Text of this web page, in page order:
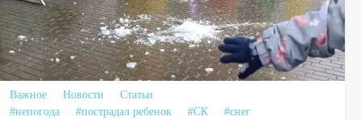
Важное Новости
Статьи
#непогода
#пострадал ребенок #СК #снег